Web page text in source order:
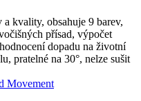
kvality, obsahuje 9 barev,
přísad, výpočet
dopadu na životní
pratelné na 30°, nelze sušit
Movement